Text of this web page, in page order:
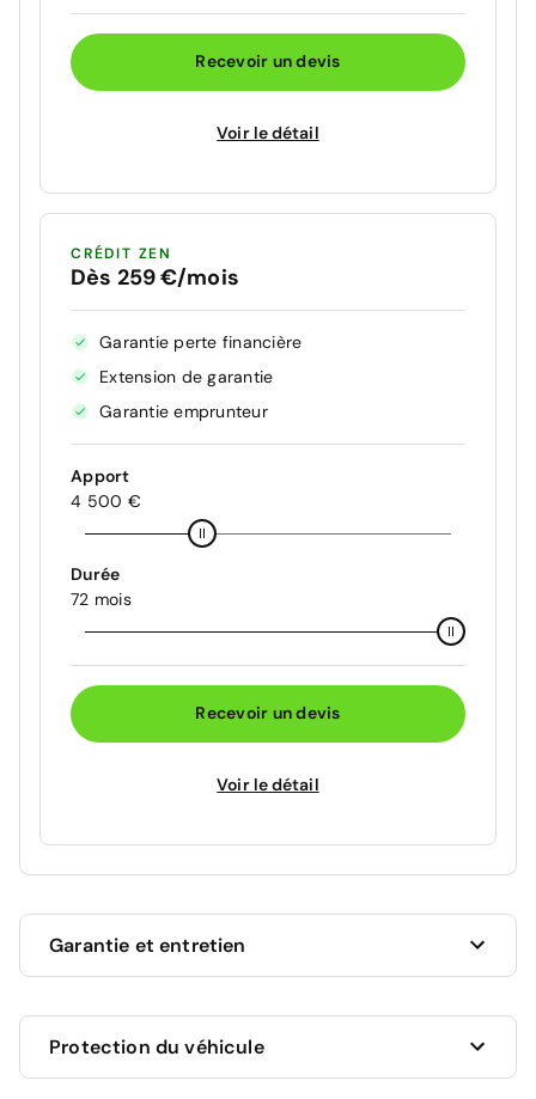
Recevoir un devis
Voir le détail
CRÉDIT ZEN
Dès 259 €/mois
Garantie perte financière
Extension de garantie
Garantie emprunteur
Apport
4 500 €
Durée
72 mois
Recevoir un devis
Voir le détail
Garantie et entretien
mois à compter de la date de livraison.
Protection du véhicule